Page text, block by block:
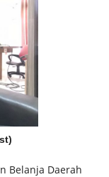
Belanja Daerah